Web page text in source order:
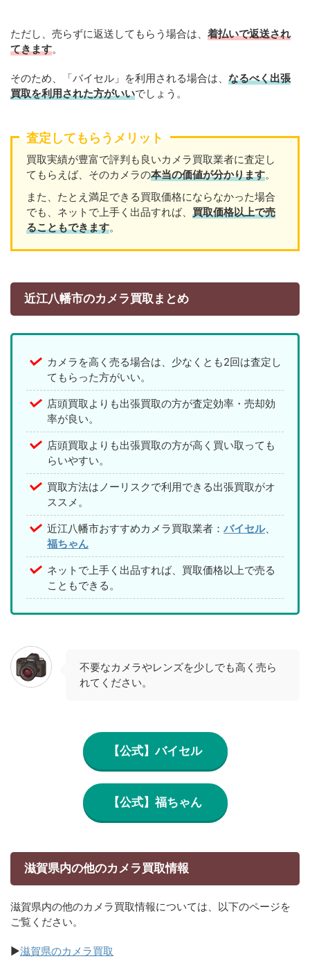
ただし、売らずに返送してもらう場合は、 着払いで返送され
てきます。
そのため、「バイセル」を利用される場合は、 なるべく出張
買取を利用された方がいいでしょう。
査定してもらうメリット
買取実績が豊富で評判も良いカメラ買取業者に査定し
てもらえば、そのカメラの本当の価値が分かります。
また、たとえ満足できる買取価格にならなかった場合
でも、ネットで上手く出品すれば、 買取価格以上で売
ることもできます。
近江八幡市のカメラ買取まとめ
カメラを高く売る場合は、少なくとも2回は査定し
てもらった方がいい。
店頭買取よりも出張買取の方が査定効率・売却効
率が良い。
店頭買取よりも出張買取の方が高く買い取っても
らいやすい。
買取方法はノーリスクで利用できる出張買取がオ
ススメ。
近江八幡市おすすめカメラ買取業者： バイセル、
福ちゃん
ネットで上手く出品すれば、買取価格以上で売る
こともできる。
不要なカメラやレンズを少しでも高く売ら
れてください。
【公式】バイセル
【公式】福ちゃん
滋賀県内の他のカメラ買取情報
滋賀県内の他のカメラ買取情報については、以下のページを
ご覧ください。
▶滋賀県のカメラ買取